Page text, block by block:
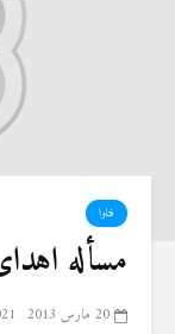
فتاوا
مسأله
20 مارس 2013 1021